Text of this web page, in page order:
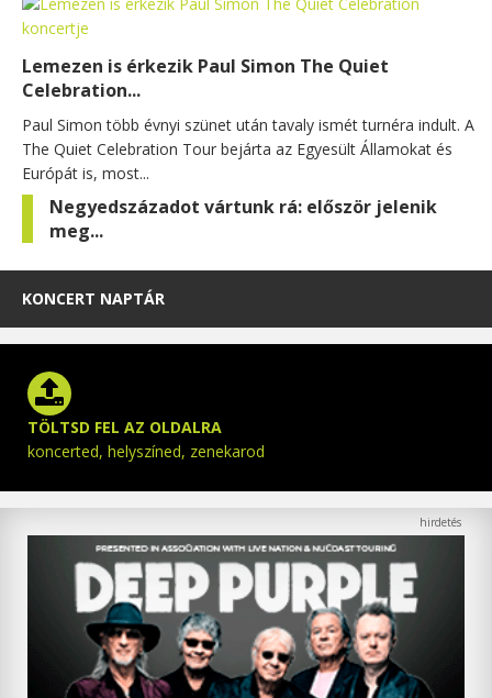
Lemezen is érkezik Paul Simon The Quiet
Celebration...
Paul Simon több évnyi szünet után tavaly ismét turnéra indult. A
The Quiet Celebration Tour bejárta az Egyesült Államokat és
Európát is, most...
Negyedszázadot vártunk rá: először jelenik
meg...
KONCERT NAPTÁR
TÖLTSD FEL AZ OLDALRA
koncerted, helyszíned, zenekarod